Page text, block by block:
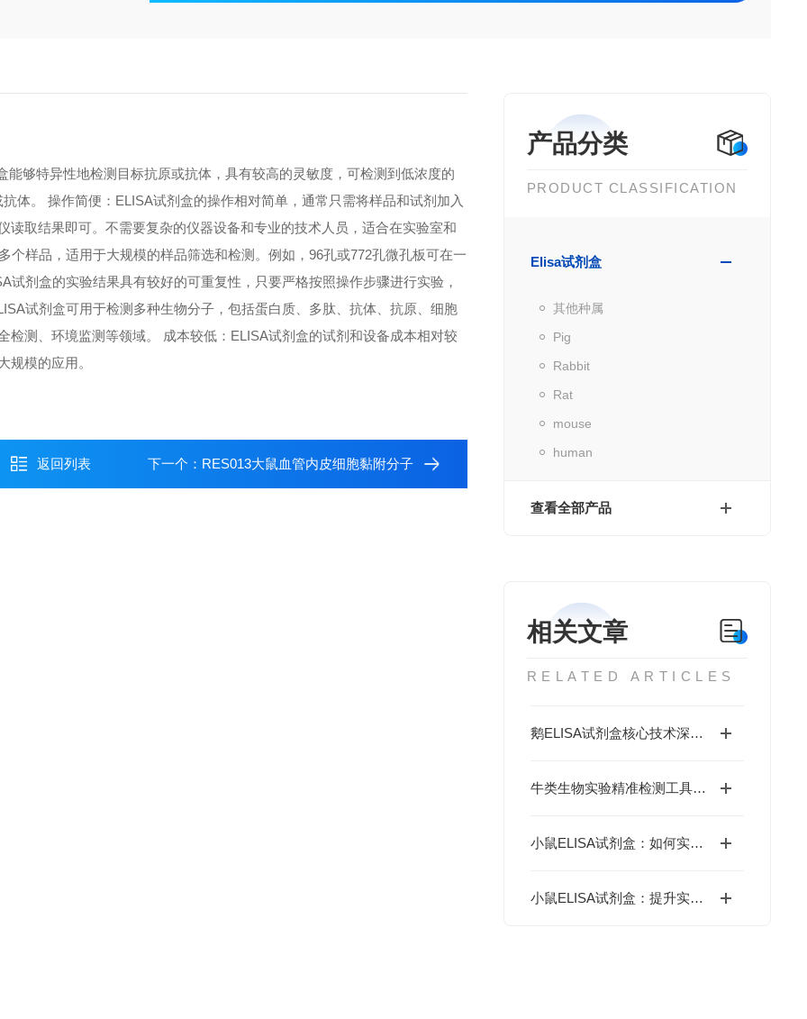
产品分类
PRODUCT CLASSIFICATION
Elisa试剂盒
其他种属
Pig
Rabbit
Rat
mouse
human
查看全部产品
相关文章
RELATED ARTICLES
鹅ELISA试剂盒核心技术深度解析：如何实现鹅源抗体与抗原的高特异性检测及精准定量分析？
牛类生物实验精准检测工具：牛ELISA试剂盒如何高效完成牛源样本目标蛋白定量分析？
小鼠ELISA试剂盒：如何实现精准定量分析？
小鼠ELISA试剂盒：提升实验效率与数据精度的智能方案
够特异性地检测目标抗原或抗体，具有较高的灵敏度，可检测到低浓度的
体。 操作简便：ELISA试剂盒的操作相对简单，通常只需将样品和试剂加入
取结果即可。不需要复杂的仪器设备和专业的技术人员，适合在实验室和
样品，适用于大规模的样品筛选和检测。例如，96孔或772孔微孔板可在一
剂盒的实验结果具有较好的可重复性，只要严格按照操作步骤进行实验，
试剂盒可用于检测多种生物分子，包括蛋白质、多肽、抗体、抗原、细胞
测、环境监测等领域。 成本较低：ELISA试剂盒的试剂和设备成本相对较
规模的应用。
返回列表 下一个： RES013大鼠血管内皮细胞黏附分子